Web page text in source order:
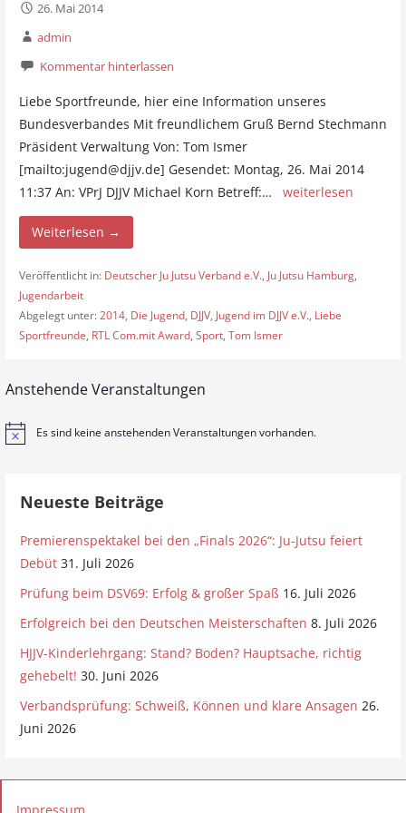
26. Mai 2014
admin
Kommentar hinterlassen
Liebe Sportfreunde, hier eine Information unseres
Bundesverbandes Mit freundlichem Gruß Bernd Stechmann
Präsident Verwaltung Von: Tom Ismer
[mailto:jugend@djjv.de] Gesendet: Montag, 26. Mai 2014
11:37 An: VPrJ DJJV Michael Korn Betreff:… weiterlesen
Weiterlesen →
Veröffentlicht in: Deutscher Ju Jutsu Verband e.V., Ju Jutsu Hamburg,
Jugendarbeit
Abgelegt unter:2014, Die Jugend, DJJV, Jugend im DJJV e.V., Liebe
Sportfreunde, RTL Com.mit Award, Sport, Tom Ismer
Anstehende Veranstaltungen
H
Es sind keine anstehenden Veranstaltungen vorhanden.
Neueste Beiträge
Premierenspektakel bei den „Finals 2026“: Ju-Jutsu feiert
Debüt 31. Juli 2026
Prüfung beim DSV69: Erfolg & großer Spaß 16. Juli 2026
Erfolgreich bei den Deutschen Meisterschaften 8. Juli 2026
HJJV-Kinderlehrgang: Stand? Boden? Hauptsache, richtig
gehebelt! 30. Juni 2026
Verbandsprüfung: Schweiß, Können und klare Ansagen 26.
Juni 2026
Impressum